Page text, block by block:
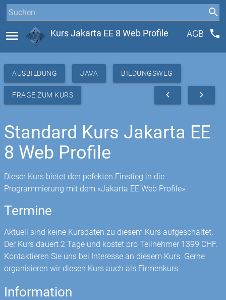
menu Kurs Jakarta EE 8 Web Profile AGB phone
AUSBILDUNG JAVA BILDUNGSWEG
FRAGE ZUM KURS navigate_next
navigate_before
Standard Kurs Jakarta EE
8 Web Profile
Dieser Kurs bietet den pefekten Einstieg in die
Programmierung mit dem «Jakarta EE Web Profile».
Termine
Aktuell sind keine Kursdaten zu diesem Kurs aufgeschaltet.
Der Kurs dauert 2 Tage und kostet pro Teilnehmer 1399 CHF.
Kontaktieren Sie uns bei Interesse an diesem Kurs. Gerne
organisieren wir diesen Kurs auch als Firmenkurs.
Information